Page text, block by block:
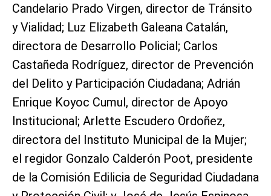
Candelario Prado Virgen, director de Tránsito
y Vialidad; Luz Elizabeth Galeana Catalán,
directora de Desarrollo Policial; Carlos
Castañeda Rodríguez, director de Prevención
del Delito y Participación Ciudadana; Adrián
Enrique Koyoc Cumul, director de Apoyo
Institucional; Arlette Escudero Ordoñez,
directora del Instituto Municipal de la Mujer;
el regidor Gonzalo Calderón Poot, presidente
de la Comisión Edilicia de Seguridad Ciudadana